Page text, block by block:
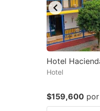
Hotel
Hotel
$159,600